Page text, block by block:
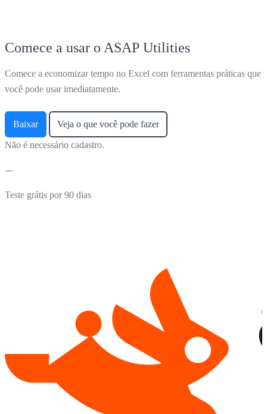
Comece a usar o ASAP Utilities
Comece a economizar tempo no Excel com ferramentas práticas que
você pode usar imediatamente.
Baixar Veja o que você pode fazer
Não é necessário cadastro.
Teste grátis por 90 dias